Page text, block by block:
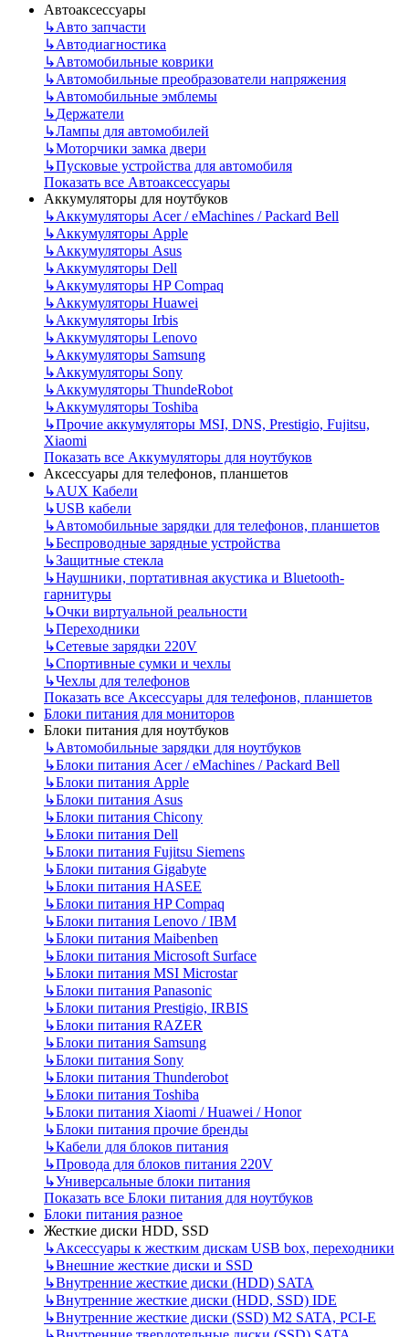
Автоаксессуары
↳Авто запчасти
↳Автодиагностика
↳Автомобильные коврики
↳Автомобильные преобразователи напряжения
↳Автомобильные эмблемы
↳Держатели
↳Лампы для автомобилей
↳Моторчики замка двери
↳Пусковые устройства для автомобиля
Показать все Автоаксессуары
Аккумуляторы для ноутбуков
↳Аккумуляторы Acer / eMachines / Packard Bell
↳Аккумуляторы Apple
↳Аккумуляторы Asus
↳Аккумуляторы Dell
↳Аккумуляторы HP Compaq
↳Аккумуляторы Huawei
↳Аккумуляторы Irbis
↳Аккумуляторы Lenovo
↳Аккумуляторы Samsung
↳Аккумуляторы Sony
↳Аккумуляторы ThundeRobot
↳Аккумуляторы Toshiba
↳Прочие аккумуляторы MSI, DNS, Prestigio, Fujitsu,
Xiaomi
Показать все Аккумуляторы для ноутбуков
Аксессуары для телефонов, планшетов
↳AUX Кабели
↳USB кабели
↳Автомобильные зарядки для телефонов, планшетов
↳Беспроводные зарядные устройства
↳Защитные стекла
↳Наушники, портативная акустика и Bluetooth-
гарнитуры
↳Очки виртуальной реальности
↳Переходники
↳Сетевые зарядки 220V
↳Спортивные сумки и чехлы
↳Чехлы для телефонов
Показать все Аксессуары для телефонов, планшетов
Блоки питания для мониторов
Блоки питания для ноутбуков
↳Автомобильные зарядки для ноутбуков
↳Блоки питания Acer / eMachines / Packard Bell
↳Блоки питания Apple
↳Блоки питания Asus
↳Блоки питания Chicony
↳Блоки питания Dell
↳Блоки питания Fujitsu Siemens
↳Блоки питания Gigabyte
↳Блоки питания HASEE
↳Блоки питания HP Compaq
↳Блоки питания Lenovo / IBM
↳Блоки питания Maibenben
↳Блоки питания Microsoft Surface
↳Блоки питания MSI Microstar
↳Блоки питания Panasonic
↳Блоки питания Prestigio, IRBIS
↳Блоки питания RAZER
↳Блоки питания Samsung
↳Блоки питания Sony
↳Блоки питания Thunderobot
↳Блоки питания Toshiba
↳Блоки питания Xiaomi / Huawei / Honor
↳Блоки питания прочие бренды
↳Кабели для блоков питания
↳Провода для блоков питания 220V
↳Универсальные блоки питания
Показать все Блоки питания для ноутбуков
Блоки питания разное
Жесткие диски HDD, SSD
↳Аксессуары к жестким дискам USB box, переходники
↳Внешние жесткие диски и SSD
↳Внутренние жесткие диски (HDD) SATA
↳Внутренние жесткие диски (HDD, SSD) IDE
↳Внутренние жесткие диски (SSD) M2 SATA, PCI-E